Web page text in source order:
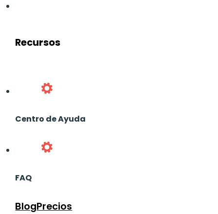
Recursos
Centro de Ayuda
FAQ
BlogPrecios